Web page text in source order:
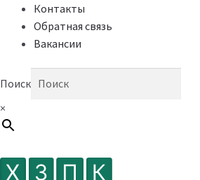
Контакты
Обратная связь
Вакансии
Поиск
×